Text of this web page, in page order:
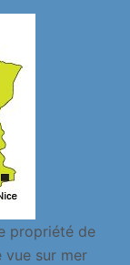
propriété de
vue sur mer